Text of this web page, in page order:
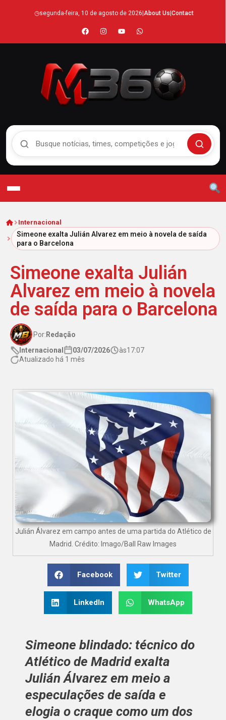
◷segunda-feira, 10 de agosto de 2026 About Us Contact
Buscar no Mengão 360
Buscar
InícioInternacional
Simeone exalta Julián Alvarez em meio à novela de saída
para o Barcelona
Simeone exalta Julián
Alvarez em meio à novela
de saída para o Barcelona
Por: Redação
Internacional
03/07/2026 às17:07
Atualizado há 1 mês
Julián Álvarez em campo antes de uma partida do Atlético de
Madrid. Crédito: Imago/Ball Raw Images
Facebook Twitter
LinkedIn WhatsApp
Simeone blindado: técnico do
Atlético de Madrid exalta
Julián Álvarez em meio a
especulações de saída e
elogia o craque como um dos